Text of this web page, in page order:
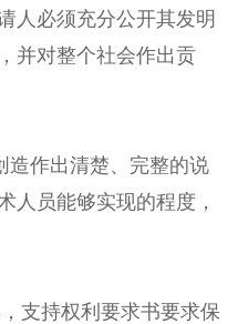
人必须充分公开其发明
并对整个社会作出贡
作出清楚、完整的说
人员能够实现的程度，
支持权利要求书要求保